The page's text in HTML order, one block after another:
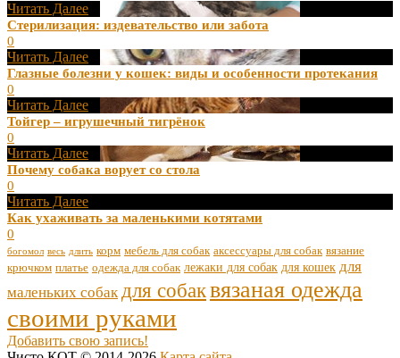
Читать Далее
Стерилизация: издевательство или забота
0
Читать Далее
Глазные болезни у кошек: виды и особенности протекания
0
Читать Далее
Тойгер – игрушечный тигрёнок
0
Читать Далее
Почему собака ворует со стола
0
Читать Далее
Как ухаживать за маленькими котятами
0
богомол весь длить корм мебель для собак аксессуары для собак вязание
крючком платье одежда для собак лежаки для собак для кошек для
маленьких собак для собаквязаная одежда
своими руками
Добавить свою запись!